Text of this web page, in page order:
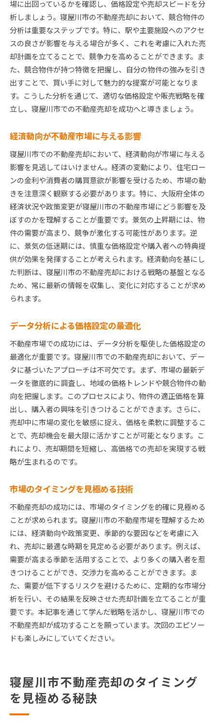
場に出回っているかを確認し、価格設定や売却スピードを分
析しましょう。寝屋川市の不動産売却において、競合物件の
分析は重要なステップです。特に、駅や主要施設へのアクセ
スの良さが影響を与える場合が多く、これを考慮に入れた売
却計画を立てることで、競争力を高めることができます。ま
た、競合物件が持つ特徴を把握し、自分の物件の強みを引き
出すことで、買い手に対して魅力的な提案が可能となりま
す。こうした分析を通じて、適切な価格設定や販売戦略を確
立し、寝屋川市での不動産売却を成功へと導きましょう。
経済動向が不動産市場に与える影響
寝屋川市での不動産売却において、経済動向が市場に与える
影響を見逃してはいけません。経済の変動により、住宅ロー
ンの金利や消費者の購買意欲が影響を受けるため、市場の動
きを注意深く観察する必要があります。特に、大阪府全体の
経済状況や政策変更が寝屋川市の不動産市場にどう影響を及
ぼすのかを理解することが重要です。景気の上昇期には、物
件の需要が高まり、競争が激化する可能性があります。逆
に、景気の低迷期には、慎重な価格設定や購入者への特典提
供が効果を発揮することが考えられます。経済動向を基にし
た判断は、寝屋川市の不動産売却における戦略の基盤となる
ため、常に最新の情報を収集し、変化に対応することが求め
られます。
データ分析による価格設定の最適化
不動産市場での成功には、データ分析を駆使した価格設定の
最適化が重要です。寝屋川市での不動産売却において、デー
タに基づいたアプローチは不可欠です。まず、市場の最新デ
ータを徹底的に調査し、地域の価格トレンドや競合物件の動
向を把握します。このプロセスにより、物件の適正価格を算
出し、購入者の興味を引きつけることができます。さらに、
売却中に市場の変化を敏感に捉え、価格を柔軟に調整するこ
とで、売却機会を最大限に活かすことが可能となります。こ
れにより、売却期間を短縮し、高価格での売却を実現する戦
略が生まれるのです。
市場のタイミングを見極める技術
不動産売却の成功には、市場のタイミングを的確に見極める
ことが求められます。寝屋川市の不動産市場を理解するため
には、経済動向や政策変更、季節的な要因などを考慮に入
れ、売却に最適な時期を見定める必要があります。例えば、
需要が高まる季節を活用することで、より多くの購入者を惹
きつけることができ、交渉力を高めることができます。ま
た、需要が低下するリスクを避けるために、定期的な市場分
析を行い、その結果を反映させた売却計画を立てることが重
要です。本記事を通じて学んだ戦略を活かし、寝屋川市での
不動産売却が成功することを願っています。次回のエピソー
ドも楽しみにしていてください。
寝屋川市不動産売却のタイミング
を見極める秘訣